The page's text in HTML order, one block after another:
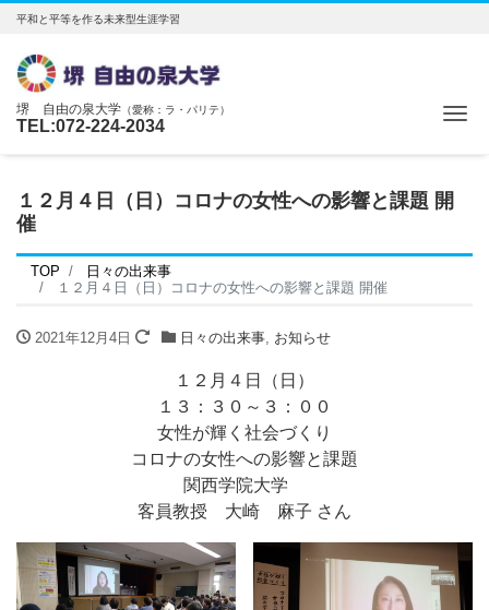
平和と平等を作る未来型生涯学習
堺 自由の泉大学 （愛称：ラ・パリテ）
TEL:072-224-2034
１２月４日（日）コロナの女性への影響と課題 開
催
TOP
日々の出来事
１２月４日（日）コロナの女性への影響と課題 開催
2021年12月4日 日々の出来事, お知らせ
１２月４日（日）
１３：３０～３：００
女性が輝く社会づくり
コロナの女性への影響と課題
関西学院大学
客員教授 大崎 麻子 さん